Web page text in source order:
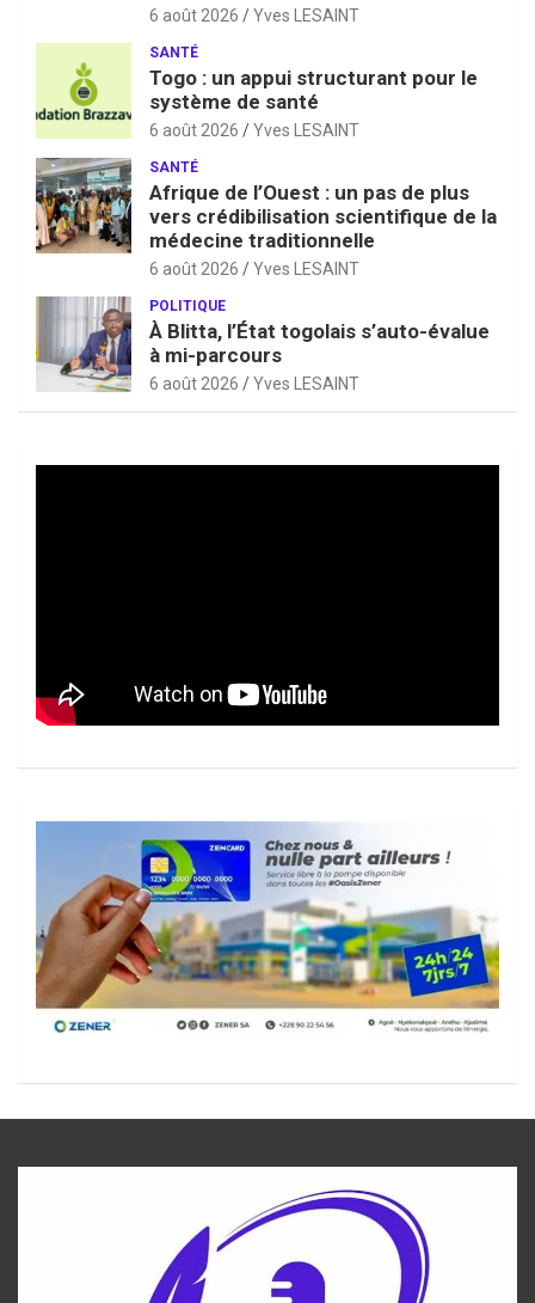
6 août 2026 Yves LESAINT
SANTÉ
Togo : un appui structurant pour le
système de santé
6 août 2026 Yves LESAINT
SANTÉ
Afrique de l’Ouest : un pas de plus
vers crédibilisation scientifique de la
médecine traditionnelle
6 août 2026 Yves LESAINT
POLITIQUE
À Blitta, l’État togolais s’auto-évalue
à mi-parcours
6 août 2026 Yves LESAINT